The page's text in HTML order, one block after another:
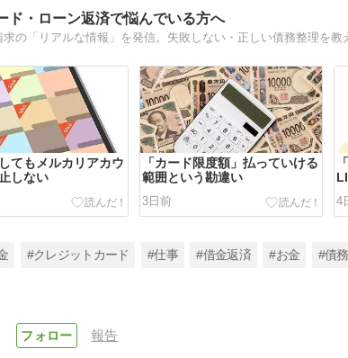
ド・ローン返済で悩んでいる方へ
の「リアルな情報」を発信。失敗しない・正しい債務整理を教
てもメルカリアカウ
しない
「カード限度額」払っていける
範囲という勘違い
3日前
4
#クレジットカード #仕事 #借金返済 #お金 #債
報告